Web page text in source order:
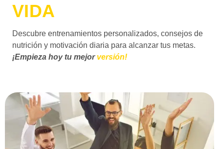
VIDA
Descubre entrenamientos personalizados, consejos de
nutrición y motivación diaria para alcanzar tus metas.
¡Empieza hoy tu mejor versión!